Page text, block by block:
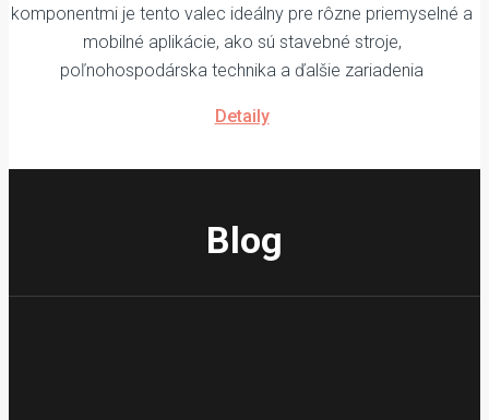
komponentmi je tento valec ideálny pre rôzne priemyselné a
mobilné aplikácie, ako sú stavebné stroje,
poľnohospodárska technika a ďalšie zariadenia
Detaily
Blog